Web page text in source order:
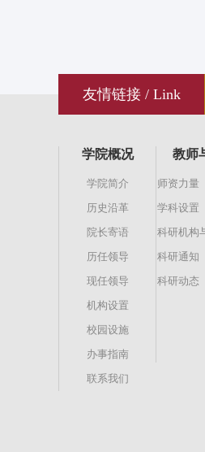
友情链接 / Link
学院概况
学院简介
历史沿革
院长寄语
历任领导
现任领导
机构设置
校园设施
办事指南
联系我们
教师
师资力量
学科设置
科研机构
科研通知
科研动态